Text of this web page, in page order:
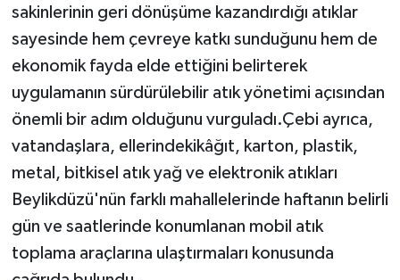
sakinlerinin geri dönüşüme kazandırdığı atıklar
sayesinde hem çevreye katkı sunduğunu hem de
ekonomik fayda elde ettiğini belirterek
uygulamanın sürdürülebilir atık yönetimi açısından
önemli bir adım olduğunu vurguladı.Çebi ayrıca,
vatandaşlara, ellerindekikâğıt, karton, plastik,
metal, bitkisel atık yağ ve elektronik atıkları
Beylikdüzü'nün farklı mahallelerinde haftanın belirli
gün ve saatlerinde konumlanan mobil atık
toplama araçlarına ulaştırmaları konusunda